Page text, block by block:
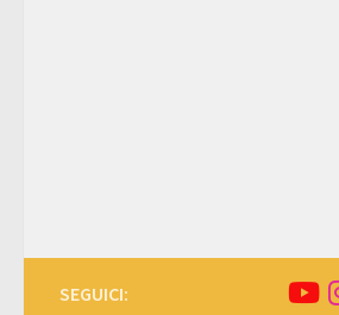
SEGUICI: